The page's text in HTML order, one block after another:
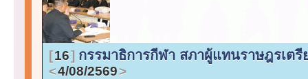
16 กรรมาธิการกีฬา สภาผู้แทนราษฎรเ
4/08/2569